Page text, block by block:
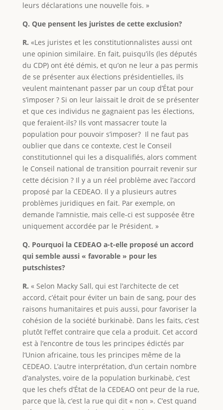
leurs déclarations une nouvelle fois. »
Q. Que pensent les juristes de cette exclusion?
R. «Les juristes et les constitutionnalistes aussi ont
une opinion similaire. En fait, puisqu’ils (les députés
du CDP) ont été démis, et qu’on ne leur a pas permis
de se présenter aux élections présidentielles, ils
veulent maintenant passer par un coup d’État pour
s’imposer ? Si on leur laissait le droit de se présenter
et que ces individus ne gagnaient pas les élections,
que feraient-ils? Ils vont massacrer toute la
population pour pouvoir s’imposer? Il ne faut pas
oublier que dans ce contexte, c’est le Conseil
constitutionnel qui les a disqualifiés, alors comment
le Conseil national de transition pourrait revenir sur
cette décision ? Il y a un réel problème avec l’accord
proposé par la CEDEAO. Il y a plusieurs autres
problèmes juridiques en fait. Par exemple, on
demande l’amnistie, mais celle-ci est supposée être
uniquement accordée par le Président. »
Q. Pourquoi la CEDEAO a-t-elle proposé un accord
qui semble aussi « favorable » pour les
putschistes?
R. « Selon Macky Sall, qui est l’architecte de cet
accord, c’était pour éviter un bain de sang, pour des
raisons humanitaires et puis aussi, pour favoriser la
cohésion de la société burkinabè. Dans les faits, c’est
plutôt l’effet contraire que cela a produit. Cet accord
est à l’encontre de tous les principes édictés par
l’Union africaine, tous les principes même de la
CEDEAO. L’autre interprétation, d’un certain nombre
d’analystes, voire de la population burkinabè, c’est
que les chefs d’État de la CEDEAO ont peur de la rue,
parce que là, c’est la rue qui dit « non ». C’est quand